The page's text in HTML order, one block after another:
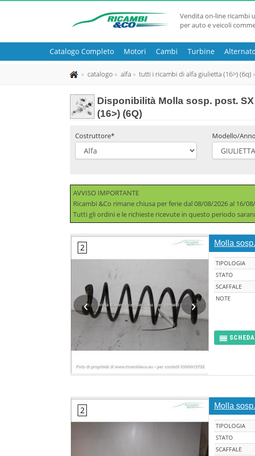
Vendita on-line ricambi
per auto e veicoli
Catalogo Completo Motori Cambi Turbine
catalogo alfa tutti i ricambi di alfa giulietta (16>) (6q)
Disponibilità Molla sosp. post.
(16>) (6Q)
Costruttore* Modello/
AVVISO IMPORTANTE
Ricambi &Co rimane chiusa per ferie dal 08/08/2026 al 16/
Tutti gli ordini e le richieste ricevute in questo periodo
‹ ›
Molla
TIPOLOGIA
STATO
SCAFFALE
NOTE
SCHEDA
Molla
TIPOLOGIA
STATO
SCAFFALE